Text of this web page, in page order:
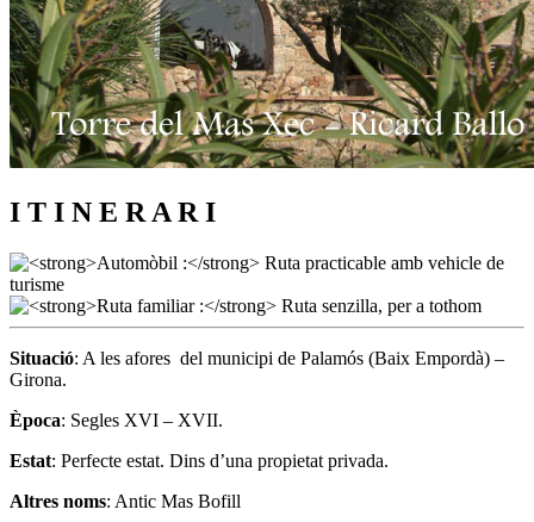
I T I N E R A R I
Situació: A les afores del municipi de Palamós (Baix Empordà) –
Girona.
Època: Segles XVI – XVII.
Estat: Perfecte estat. Dins d’una propietat privada.
Altres noms: Antic Mas Bofill